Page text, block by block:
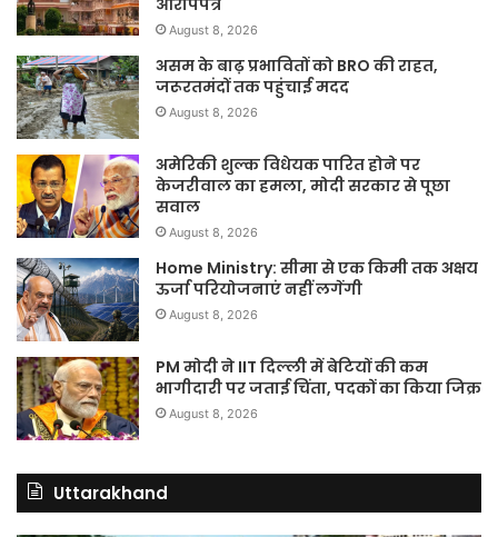
August 8, 2026
असम के बाढ़ प्रभावितों को BRO की राहत,
जरूरतमंदों तक पहुंचाई मदद
August 8, 2026
अमेरिकी शुल्क विधेयक पारित होने पर
केजरीवाल का हमला, मोदी सरकार से पूछा
सवाल
August 8, 2026
Home Ministry: सीमा से एक किमी तक अक्षय
ऊर्जा परियोजनाएं नहीं लगेंगी
August 8, 2026
PM मोदी ने IIT दिल्ली में बेटियों की कम
भागीदारी पर जताई चिंता, पदकों का किया जिक्र
August 8, 2026
Uttarakhand